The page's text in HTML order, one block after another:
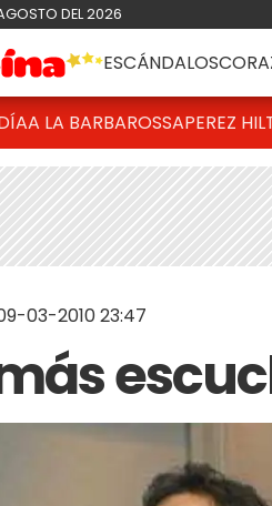
DEL 2026
ESCÁNDALOS
A LA BARBAROSSAPEREZ
03-2010 23:47